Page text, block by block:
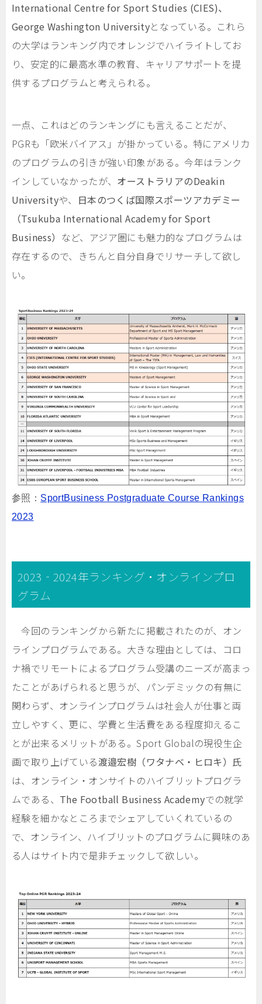
International Centre for Sport Studies (CIES)、
George Washington Universityとなっている。これら
の大学はランキング内でオレンジでハイライトしてお
り、安定的に最高水準の教育、キャリアサポートを提
供するプログラムと考えられる。
一点、これはどのランキングにも言えることだが、
PGRも「欧米バイアス」が掛かっている。特にアメリカ
のプログラムの引きが強い印象がある。今年はランク
インしていなかったが、 オーストラリアのDeakin
Universityや、 日本のつくば国際スポーツアカデミー
（Tsukuba International Academy for Sport
Business） など、アジア圏にも魅力的なプログラムは
存在するので、きちんと自分自身でリサーチして欲し
い。
参照： SportBusiness Postgraduate Course Rankings
2023
2023‐2024年ランキング・オンラインプロ
グラム
今回のランキングから新たに掲載されたのが、オン
ラインプログラムである。大きな理由としては、コロ
ナ禍でリモートによるプログラム受講のニーズが高まっ
たことがあげられると思うが、パンデミックの有無に
関わらず、オンラインプログラムは社会人が仕事と両
立しやすく、更に、学費と生活費をある程度抑えるこ
とが出来るメリットがある。Sport Globalの現役生企
画で取り上げている渡邉宏樹（ワタナベ・ヒロキ）氏
は、オンライン・オンサイトのハイブリットプログラ
ムである、 The Football Business Academyでの就学
経験を細かなところまでシェアしていくれているの
で、オンライン、ハイブリットのプログラムに興味のあ
る人はサイト内で是非チェックして欲しい。